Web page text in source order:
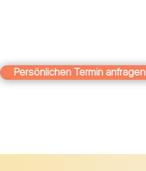
Persönlichen Termin anfragen